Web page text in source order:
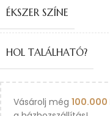
ÉKSZER SZÍNE
HOL TALÁLHATÓ?
Vásárolj még 100.000